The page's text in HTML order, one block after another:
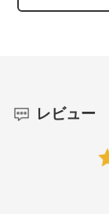
レビュー